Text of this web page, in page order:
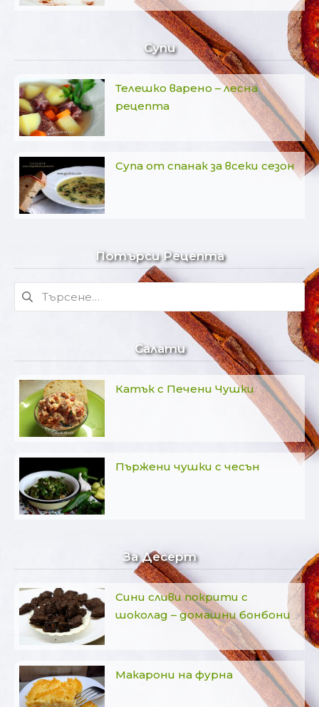
Супи
Телешко варено – лесна
рецепта
Супа от спанак за всеки сезон
Потърси Рецепта
Търсене
за:
Салати
Катък с Печени Чушки
Пържени чушки с чесън
За Десерт
Сини сливи покрити с
шоколад – домашни бонбони
Макарони на фурна